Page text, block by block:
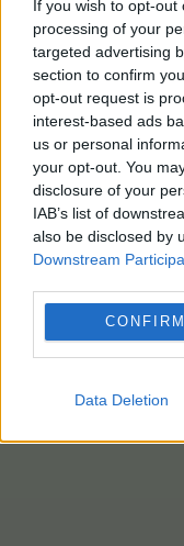
If you wish to opt-
processing of your
targeted advertising
section to confirm
opt-out request is
interest-based ads
us or personal
your opt-out. You
disclosure of your
IAB’s list of
also be disclosed by
Downstream
CONFIRM
Data Deletion